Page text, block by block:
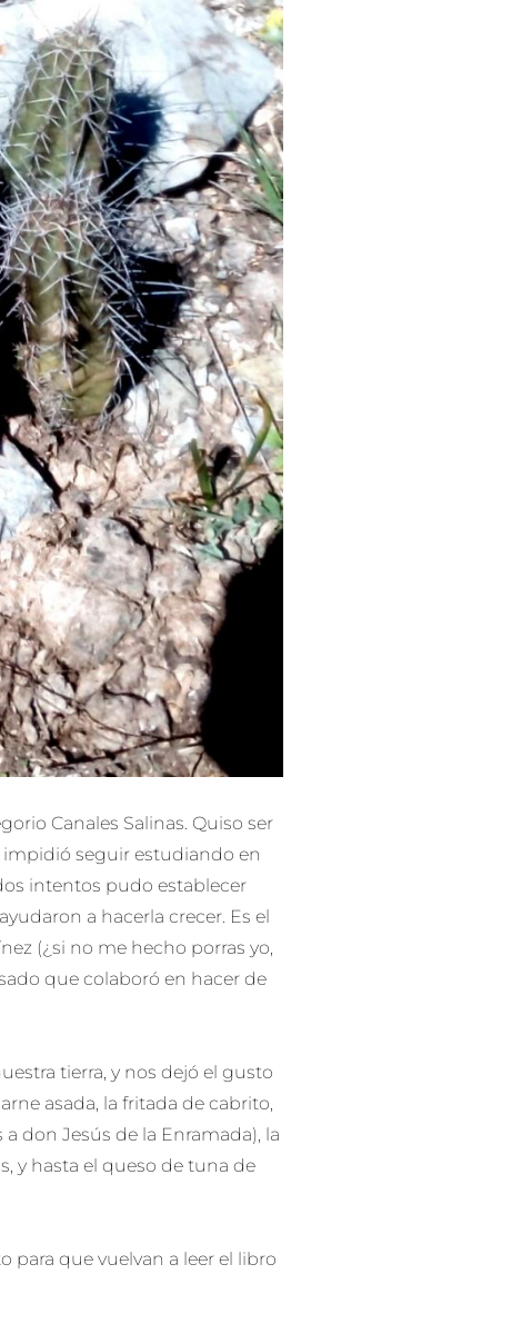
Canales Salinas. Quiso ser
impidió seguir estudiando en
intentos pudo establecer
a hacerla crecer. Es el
(¿si no me hecho porras yo,
que colaboró en hacer de
tierra, y nos dejó el gusto
asada, la fritada de cabrito,
don Jesús de la Enramada), la
y hasta el queso de tuna de
para que vuelvan a leer el libro